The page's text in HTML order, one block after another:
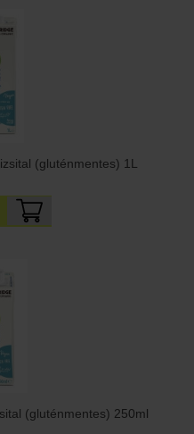
(gluténmentes) 1L
(gluténmentes) 250ml